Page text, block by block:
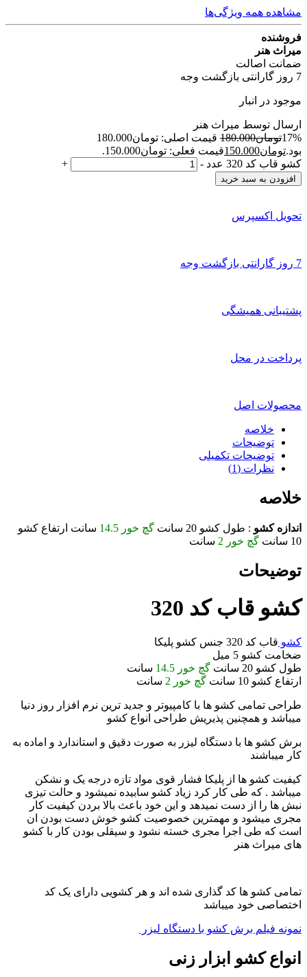
مشاهده همه ویژگی‌ها
فروشنده
میراث هنر
ضمانت اصالت
7 روز گارانتی بازگشت وجه
موجود در انبار
ارسال توسط میراث هنر
17%تومان180.000
قیمت اصلی: تومان180.000
بود.تومان150.000قیمت فعلی: تومان150.000.
کشو قاب کد 320 عدد
-
+
افزودن به سبد خرید
تحویل اکسپرس
7 روز گارانتی بازگشت وجه
پشتیبانی همیشگی
پرداخت در محل
محصولات اصل
خلاصه
توضیحات
توضیحات تکمیلی
نظرات (1)
خلاصه
اندازه کشو : طول کشو 20 سانت گچ خور 14.5
سانت ارتفاع کشو
10 سانت
گچ خور 2 سانت
توضیحات
کشو قاب کد 320
کشو قاب کد 320 جنس کشو پلیکا
ضخامت کشو 5 میل
طول کشو 20 سانت
گچ خور 14.5
سانت
ارتفاع کشو 10 سانت
گچ خور 2 سانت
طراحی تمامی کشو ها با کامپیوتر و جدید ترین نرم افزار روز دنیا
میباشد و همچنین پذیریش طراحی انواع کشو
برش کشو ها با دستگاه لیزر به صورت دقیق و استاندارد و اماده به
کار میباشند
کیفیت کشو ها از پلیکا فشار قوی مواد تازه درجه یک و نشکن
میباشد . که طی کار کرد زیاد کشو سابیده نمیشود و حالت تیزی
نبش ها را از دست نمیدهد و این خود باعث بالا بردن کیفیت کار
مجری میشود و مهمترین خصوصیت کشو خوش دست بودن ان
است که طی اجرا مجری خسته نشود و سیقلی بودن کار با کشو
های میراث هنر
تمامی کشو ها کد گذاری شده اند و هر کشویی دارای یک کد
اختصاصی خود میباشد
نمونه فیلم برش کشو با دستگاه لیزر
انواع کشو ابزار زنی